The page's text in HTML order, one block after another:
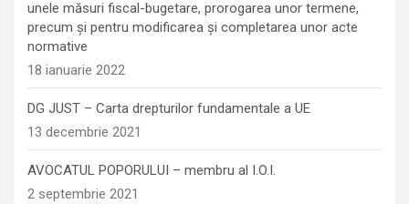
unele măsuri fiscal-bugetare, prorogarea unor termene,
precum şi pentru modificarea şi completarea unor acte
normative
18 ianuarie 2022
DG JUST – Carta drepturilor fundamentale a UE
13 decembrie 2021
AVOCATUL POPORULUI – membru al I.O.I.
2 septembrie 2021